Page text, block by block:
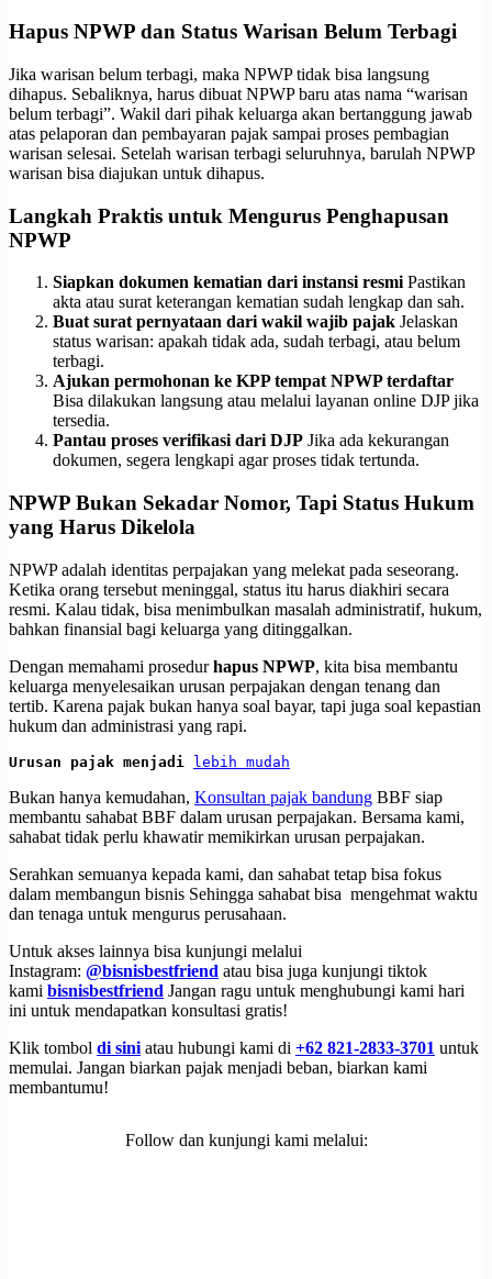
Hapus NPWP dan Status Warisan Belum Terbagi
Jika warisan belum terbagi, maka NPWP tidak bisa langsung
dihapus. Sebaliknya, harus dibuat NPWP baru atas nama “warisan
belum terbagi”. Wakil dari pihak keluarga akan bertanggung jawab
atas pelaporan dan pembayaran pajak sampai proses pembagian
warisan selesai. Setelah warisan terbagi seluruhnya, barulah NPWP
warisan bisa diajukan untuk dihapus.
Langkah Praktis untuk Mengurus Penghapusan
NPWP
Siapkan dokumen kematian dari instansi resmi Pastikan
akta atau surat keterangan kematian sudah lengkap dan sah.
Buat surat pernyataan dari wakil wajib pajak Jelaskan
status warisan: apakah tidak ada, sudah terbagi, atau belum
terbagi.
Ajukan permohonan ke KPP tempat NPWP terdaftar
Bisa dilakukan langsung atau melalui layanan online DJP jika
tersedia.
Pantau proses verifikasi dari DJP Jika ada kekurangan
dokumen, segera lengkapi agar proses tidak tertunda.
NPWP Bukan Sekadar Nomor, Tapi Status Hukum
yang Harus Dikelola
NPWP adalah identitas perpajakan yang melekat pada seseorang.
Ketika orang tersebut meninggal, status itu harus diakhiri secara
resmi. Kalau tidak, bisa menimbulkan masalah administratif, hukum,
bahkan finansial bagi keluarga yang ditinggalkan.
Dengan memahami prosedurhapus NPWP, kita bisa membantu
keluarga menyelesaikan urusan perpajakan dengan tenang dan
tertib. Karena pajak bukan hanya soal bayar, tapi juga soal kepastian
hukum dan administrasi yang rapi.
Urusan pajak menjadi lebih mudah
Bukan hanya kemudahan, Konsultan pajak bandung BBF siap
membantu sahabat BBF dalam urusan perpajakan. Bersama kami,
sahabat tidak perlu khawatir memikirkan urusan perpajakan.
Serahkan semuanya kepada kami, dan sahabat tetap bisa fokus
dalam membangun bisnis Sehingga sahabat bisa mengehmat waktu
dan tenaga untuk mengurus perusahaan.
Untuk akses lainnya bisa kunjungi melalui
Instagram: @bisnisbestfriend atau bisa juga kunjungi tiktok
kami bisnisbestfriend Jangan ragu untuk menghubungi kami hari
ini untuk mendapatkan konsultasi gratis!
Klik tombol di sini atau hubungi kami di +62 821-2833-3701 untuk
memulai. Jangan biarkan pajak menjadi beban, biarkan kami
membantumu!
Follow dan kunjungi kami melalui: